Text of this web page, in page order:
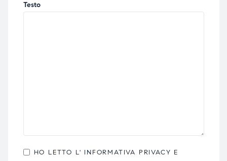
Testo
HO LETTO L' INFORMATIVA PRIVACY E